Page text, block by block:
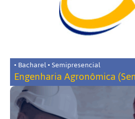
• Bacharel • Semipresencial
Engenharia Agronômica